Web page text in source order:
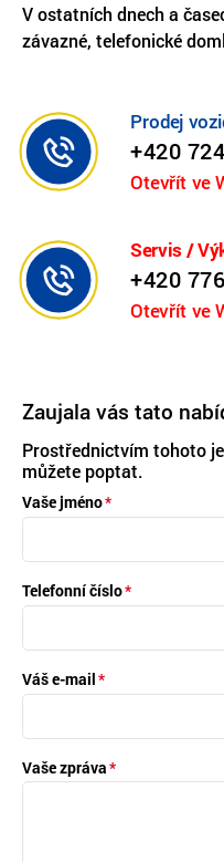
V ostatních dnech a
závazné, telefonické
Prodej
+420
Otevřít ve
Servis /
+420
Otevřít ve
Zaujala vás tato
Prostřednictvím tohoto
můžete poptat.
Vaše jméno
Telefonní číslo
Váš e-mail
Vaše zpráva